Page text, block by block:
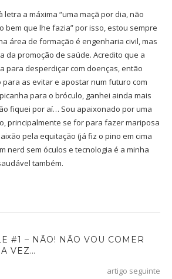
letra a máxima “uma maçã por dia, não
bem que lhe fazia” por isso, estou sempre
área de formação é engenharia civil, mas
da promoção de saúde. Acredito que a
para desperdiçar com doenças, então
as evitar e apostar num futuro com
para o bróculo, ganhei ainda mais
fiquei por aí… Sou apaixonado por uma
principalmente se for para fazer mariposa
pela equitação (já fiz o pino em cima
nerd sem óculos e tecnologia é a minha
também.
#1 – NÃO! NÃO VOU COMER
VEZ…
artigo seguinte